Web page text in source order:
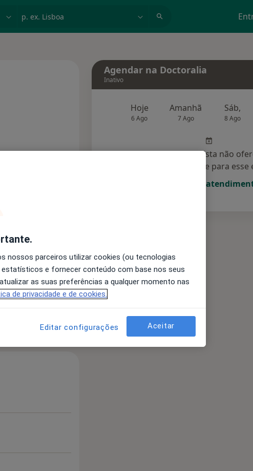
+3a11y_sr_more_diseases
Agendar na Doctoralia
Inativo
Hoje
6 Ago
Amanhã
7 Ago
Sáb,
8 Ago
Esse especialista não
agendamento online para esse
Solicite um
nossos parceiros utilizar cookies (ou tecnologias
e fornecer conteúdo com base nos seus
as suas preferências a qualquer momento nas
de privacidade e de cookies.
Editar configurações Aceitar